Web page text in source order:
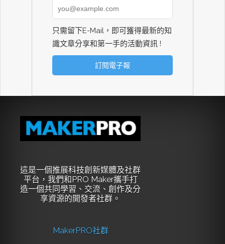
只需留下E-Mail，即可獲得最新的知
識文章分享和第一手的活動資訊 !
這是一個推展科技創新媒體及社群
平台，我們和PRO Maker攜手打
造一個共同學習、交流、創作及分
享資源的開發者社群。
MakerPRO社群